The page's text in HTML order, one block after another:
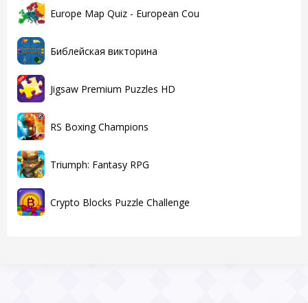
Europe Map Quiz - European Cou
Библейская викторина
Jigsaw Premium Puzzles HD
RS Boxing Champions
Triumph: Fantasy RPG
Crypto Blocks Puzzle Challenge